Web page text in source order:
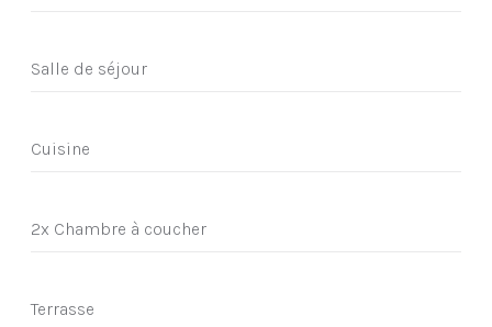
Salle de séjour
Cuisine
2x Chambre à coucher
Terrasse